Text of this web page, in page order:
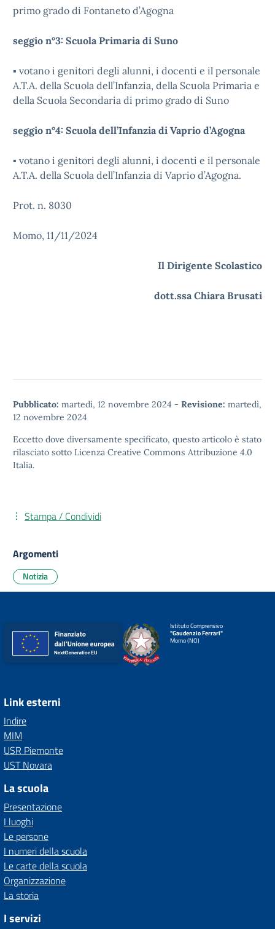
primo grado di Fontaneto d’Agogna
seggio n°3: Scuola Primaria di Suno
▪ votano i genitori degli alunni, i docenti e il personale
A.T.A. della Scuola dell’Infanzia, della Scuola Primaria e
della Scuola Secondaria di primo grado di Suno
seggio n°4: Scuola dell’Infanzia di Vaprio d’Agogna
▪ votano i genitori degli alunni, i docenti e il personale
A.T.A. della Scuola dell’Infanzia di Vaprio d’Agogna.
Prot. n. 8030
Momo, 11/11/2024
Il Dirigente Scolastico
dott.ssa Chiara Brusati
Pubblicato: martedì, 12 novembre 2024 - Revisione: martedì,
12 novembre 2024
Eccetto dove diversamente specificato, questo articolo è stato
rilasciato sotto Licenza Creative Commons Attribuzione 4.0
Italia.
Stampa / Condividi
Argomenti
Notizia
Istituto Comprensivo
"Gaudenzio Ferrari"
Momo (NO)
Link esterni
Indire
MIM
USR Piemonte
UST Novara
La scuola
Presentazione
I luoghi
Le persone
I numeri della scuola
Le carte della scuola
Organizzazione
La storia
I servizi